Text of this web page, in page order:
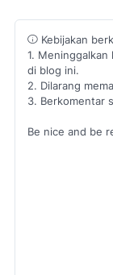
Kebijakan
1.
di blog ini.
2. Dilarang
3. Berkomentar
Be nice and be